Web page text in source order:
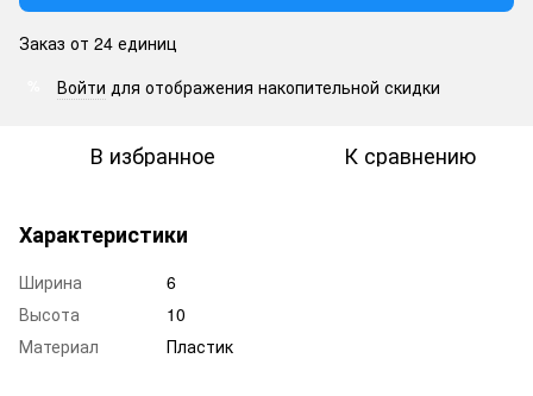
Заказ от 24 единиц
Войти для отображения накопительной скидки
В избранное К сравнению
Характеристики
Ширина
6
Высота
10
Материал
Пластик